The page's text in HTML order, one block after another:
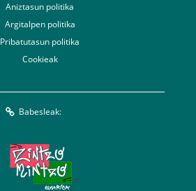
Aniztasun politika
Argitalpen politika
Pribatutasun politika
Cookieak
Babesleak: